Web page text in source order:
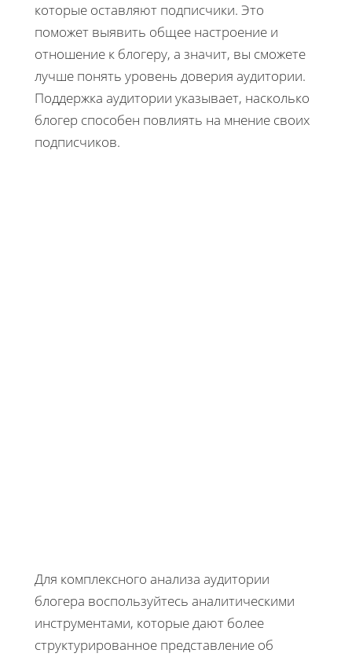
которые оставляют подписчики. Это
поможет выявить общее настроение и
отношение к блогеру, а значит, вы сможете
лучше понять уровень доверия аудитории.
Поддержка аудитории указывает, насколько
блогер способен повлиять на мнение своих
подписчиков.
Для комплексного анализа аудитории
блогера воспользуйтесь аналитическими
инструментами, которые дают более
структурированное представление об